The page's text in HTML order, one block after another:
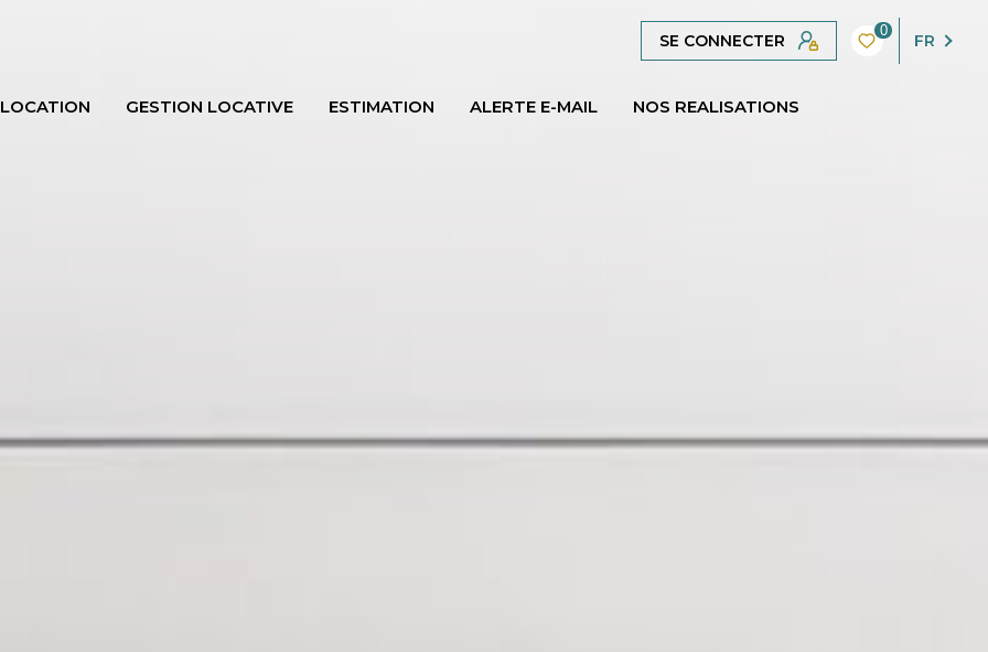
SE CONNECTER
0
FR
LOCATION GESTION LOCATIVE ESTIMATION ALERTE E-MAIL NOS REALISATIONS